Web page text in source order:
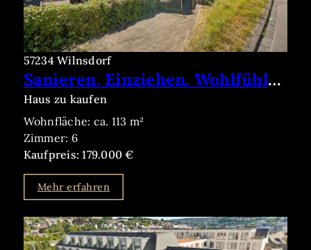
57234 Wilnsdorf
Sanieren. Einziehen. Wohlfühlen. Einfamilienhaus mit Garten, Garage in begehrter Wohnlage Rudersdorf
Haus zu kaufen
Wohnfläche: ca. 113 m²
Zimmer: 6
Kaufpreis: 179.000 €
Mehr erfahren